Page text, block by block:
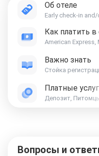
Об отеле
Early check-in
Как платить в
American Express,
Важно знать
Стойка
Платные
Депозит,
Вопросы и